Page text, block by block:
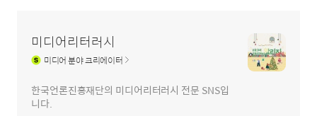
미디어리터러시
미디어분야 크리에이터
한국언론진흥재단의 미디어리터러시 전문 SNS입
니다.